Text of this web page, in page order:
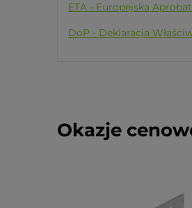
ETA - Europejska
DoP - Deklaracja
Okazje